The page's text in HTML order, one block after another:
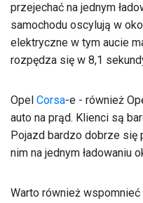
przejechać na jednym
samochodu oscylują w
elektryczne w tym aucie
rozpędza się w 8,1
Opel Corsa-e - również
auto na prąd. Klienci są
Pojazd bardzo dobrze
nim na jednym ładowaniu
Warto również